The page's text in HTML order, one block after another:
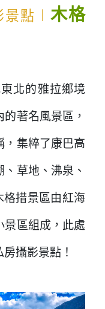
景點︱木格
北的雅拉鄉境
著名風景區，
集粹了康巴高
草地、沸泉、
措景區由紅海
景區組成，此處
攝影景點！